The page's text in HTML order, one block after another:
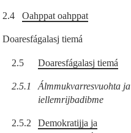
2.4 Oahppat oahppat
Doaresfágalasj tiemá
2.5 Doaresfágalasj tiemá
2.5.1
Álmmukvarresvuohta ja
iellemrijbadibme
2.5.2
Demokratijja ja